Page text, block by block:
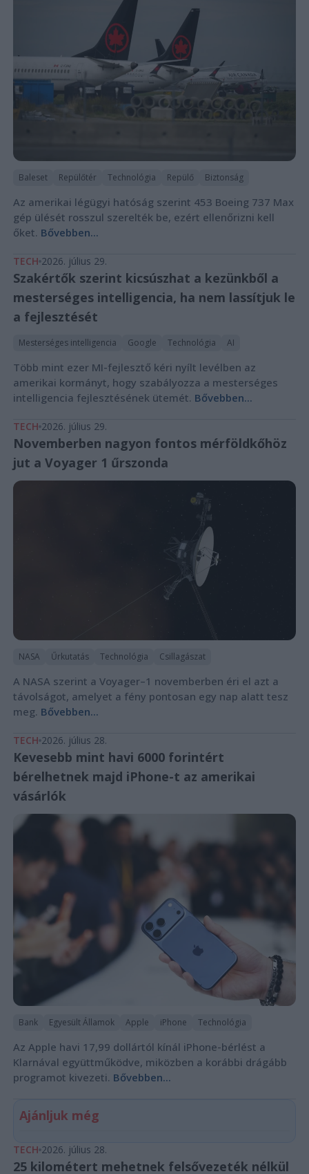
Baleset Repülőtér Technológia Repülő Biztonság
Az amerikai légügyi hatóság szerint 453 Boeing 737 Max
gép ülését rosszul szerelték be, ezért ellenőrizni kell
őket. Bővebben...
TECH 2026. július 29.
Szakértők szerint kicsúszhat a kezünkből a
mesterséges intelligencia, ha nem lassítjuk le
a fejlesztését
Mesterséges intelligencia Google Technológia AI
Több mint ezer MI-fejlesztő kéri nyílt levélben az
amerikai kormányt, hogy szabályozza a mesterséges
intelligencia fejlesztésének ütemét. Bővebben...
TECH 2026. július 29.
Novemberben nagyon fontos mérföldkőhöz
jut a Voyager 1 űrszonda
NASA Űrkutatás Technológia Csillagászat
A NASA szerint a Voyager–1 novemberben éri el azt a
távolságot, amelyet a fény pontosan egy nap alatt tesz
meg. Bővebben...
TECH 2026. július 28.
Kevesebb mint havi 6000 forintért
bérelhetnek majd iPhone-t az amerikai
vásárlók
Bank Egyesült Államok Apple iPhone Technológia
Az Apple havi 17,99 dollártól kínál iPhone-bérlést a
Klarnával együttműködve, miközben a korábbi drágább
programot kivezeti. Bővebben...
Ajánljuk még
TECH 2026. július 28.
25 kilométert mehetnek felsővezeték nélkül